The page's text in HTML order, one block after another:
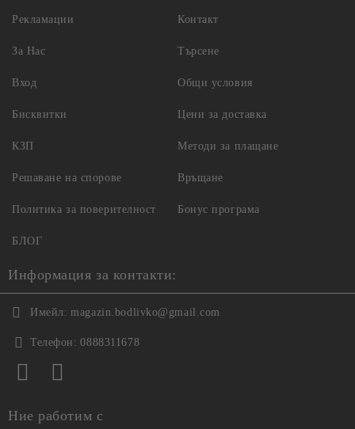
Рекламации
За Нас
Вход
Контакт
Търсене
Общи условия
Бисквитки
КЗП
Решаване на спорове
Политика за поверителност
Цени за доставка
Методи за плащане
Връщане
Бонус програма
БЛОГ
Информация за контакти:
Имейл: magazin.bodlivko@gmail.com
Телефон: 0888311678
Ние работим с